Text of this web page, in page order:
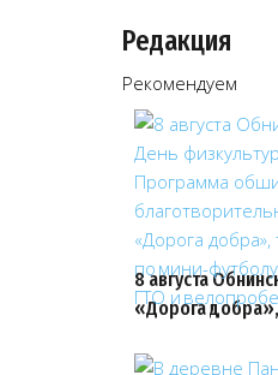
Редакция
Рекомендуем
8 августа
«Дорога